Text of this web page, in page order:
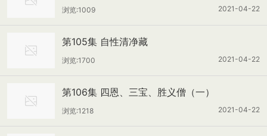
2021-04-22
浏览:1009
第105集 自性清净藏
2021-04-22
浏览:1700
第106集 四恩、三宝、胜义僧（一）
2021-04-22
浏览:1218